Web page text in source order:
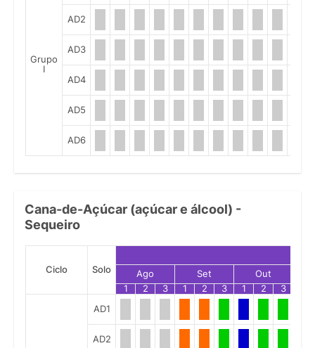
Grupo
I
AD2
AD3
AD4
AD5
AD6
Cana-de-Açúcar (açúcar e álcool) -
Sequeiro
Ciclo Solo Ago Set Out
1
2 3 1 2 3 1 2 3
AD1
AD2